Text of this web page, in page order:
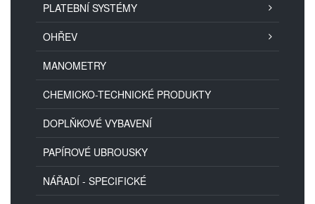
PLATEBNÍ SYSTÉMY
OHŘEV
MANOMETRY
CHEMICKO-TECHNICKÉ PRODUKTY
DOPLŇKOVÉ VYBAVENÍ
PAPÍROVÉ UBROUSKY
NÁŘADÍ - SPECIFICKÉ